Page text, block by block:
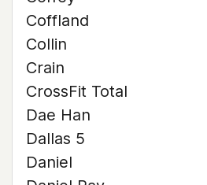
Coffland
Collin
Crain
CrossFit Total
Dae Han
Dallas 5
Daniel